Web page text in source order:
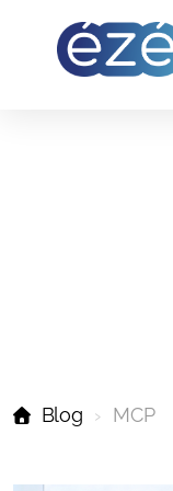
Blog MCP